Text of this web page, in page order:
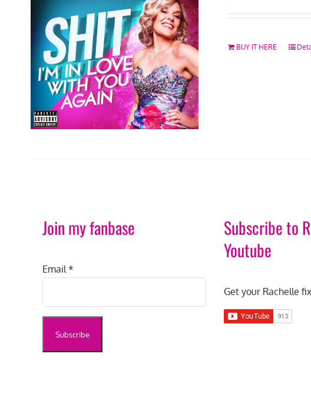
BUY IT HERE
Join my fanbase
Email*
Subscribe to
Youtube
Get your Rachelle